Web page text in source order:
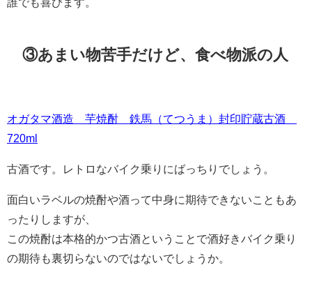
③あまい物苦手だけど、食べ物派の人
オガタマ酒造 芋焼酎 鉄馬（てつうま）封印貯蔵古酒
720ml
古酒です。レトロなバイク乗りにばっちりでしょう。
面白いラベルの焼酎や酒って中身に期待できないこともあ
ったりしますが、
この焼酎は本格的かつ古酒ということで酒好きバイク乗り
の期待も裏切らないのではないでしょうか。